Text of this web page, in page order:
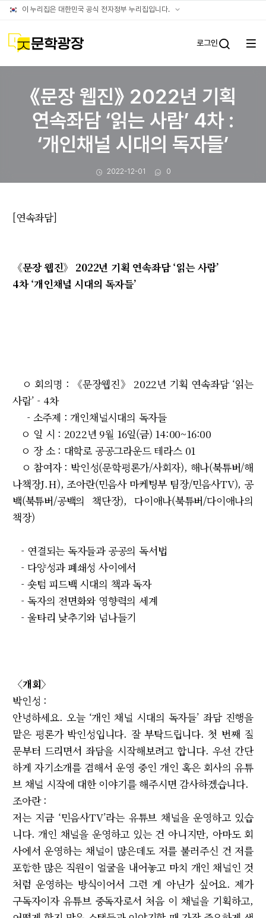
이 누리집은 대한민국 공식 전자정부 누리집입니다. 공식
문학광장 로그인
전체
《문장 웹진》 2022년 기획
연속좌담 ‘읽는 사람’ 4차 :
‘개인채널 시대의 독자들’
작성일
2022-12-01 댓글수
0
[연속좌담]
《문장 웹진》 2022년 기획 연속좌담 ‘읽는 사람’
4차 ‘개인채널 시대의 독자들’
ㅇ 회의명 : 《문장웹진》 2022년 기획 연속좌담 ‘읽는
사람’ - 4차
- 소주제 : 개인채널시대의 독자들
ㅇ 일 시 : 2022년 9월 16일(금) 14:00~16:00
ㅇ 장 소 : 대학로 공공그라운드 테라스 01
ㅇ 참여자 : 박인성(문학평론가/사회자), 해나(북튜버/해
나책장J.H), 조아란(민음사 마케팅부 팀장/민음사TV), 공
백(북튜버/공백의 책단장), 다이애나(북튜버/다이애나의
책장)
- 연결되는 독자들과 공공의 독서법
- 다양성과 폐쇄성 사이에서
- 숏텀 피드백 시대의 책과 독자
- 독자의 전면화와 영향력의 세계
- 울타리 낮추기와 넘나들기
〈개회〉
박인성 :
안녕하세요. 오늘 ‘개인 채널 시대의 독자들’ 좌담 진행을
맡은 평론가 박인성입니다. 잘 부탁드립니다. 첫 번째 질
문부터 드리면서 좌담을 시작해보려고 합니다. 우선 간단
하게 자기소개를 겸해서 운영 중인 개인 혹은 회사의 유튜
브 채널 시작에 대한 이야기를 해주시면 감사하겠습니다.
조아란 :
저는 지금 ‘민음사TV’라는 유튜브 채널을 운영하고 있습
니다. 개인 채널을 운영하고 있는 건 아니지만, 아마도 회
사에서 운영하는 채널이 많은데도 저를 불러주신 건 저를
포함한 많은 직원이 얼굴을 내어놓고 마치 개인 채널인 것
처럼 운영하는 방식이어서 그런 게 아닌가 싶어요. 제가
구독자이자 유튜브 중독자로서 처음 이 채널을 기획하고,